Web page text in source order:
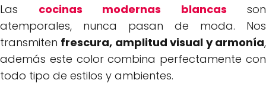
Las cocinas modernas blancas son
atemporales, nunca pasan de moda. Nos
transmiten frescura, amplitud visual y armonía,
además este color combina perfectamente con
todo tipo de estilos y ambientes.